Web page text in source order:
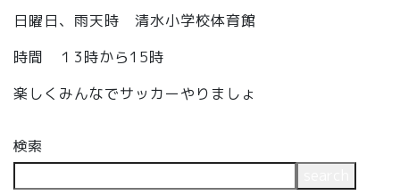
日曜日、雨天時 清水小学校体育館
時間 １3時から15時
楽しくみんなでサッカーやりましょ
検索